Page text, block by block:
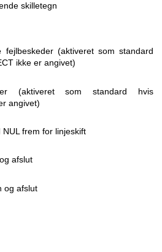
skilletegn
fejlbeskeder (aktiveret som standard
ikke er angivet)
(aktiveret som standard hvis
angivet)
frem for linjeskift
afslut
og afslut